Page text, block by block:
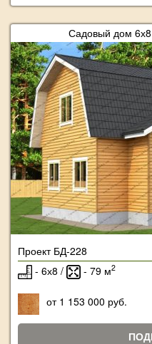
Садовый дом
Проект БД-228
- 6х8 /
- 79 м2
от 1 153 000 руб.